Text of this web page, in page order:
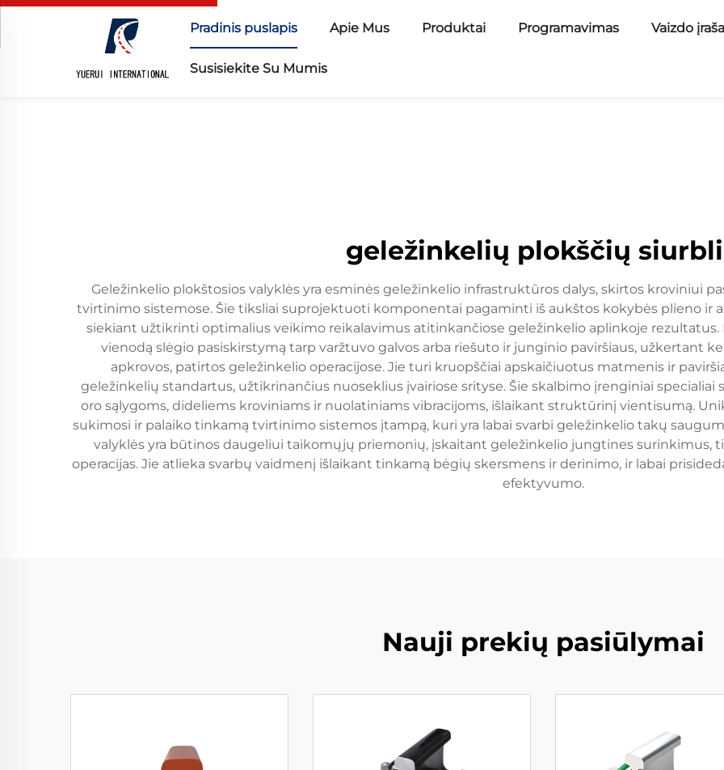
Pradinis puslapis Apie Mus Produktai Programavimas Vaizdo
Susisiekite Su Mumis
geležinkelių plokščių
Geležinkelio plokštosios valyklės yra esminės geležinkelio infrastruktūros dalys, skirtos kroviniui
tvirtinimo sistemose. Šie tiksliai suprojektuoti komponentai pagaminti iš aukštos kokybės plieno ir
siekiant užtikrinti optimalius veikimo reikalavimus atitinkančiose geležinkelio aplinkoje
vienodą slėgio pasiskirstymą tarp varžtuvo galvos arba riešuto ir junginio paviršiaus, užkertant
apkrovos, patirtos geležinkelio operacijose. Jie turi kruopščiai apskaičiuotus matmenis ir
geležinkelių standartus, užtikrinančius nuoseklius įvairiose srityse. Šie skalbimo įrenginiai
oro sąlygoms, dideliems kroviniams ir nuolatiniams vibracijoms, išlaikant struktūrinį vientisumą.
sukimosi ir palaiko tinkamą tvirtinimo sistemos įtampą, kuri yra labai svarbi geležinkelio takų
valyklės yra būtinos daugeliui taikomųjų priemonių, įskaitant geležinkelio jungtines surinkimus,
operacijas. Jie atlieka svarbų vaidmenį išlaikant tinkamą bėgių skersmens ir derinimo, ir labai
efektyvumo.
Nauji prekių pasiūlymai